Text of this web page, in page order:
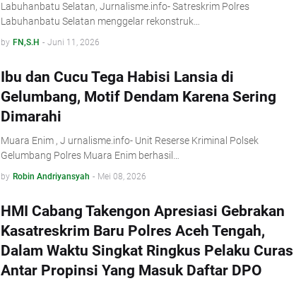
Labuhanbatu Selatan, Jurnalisme.info- Satreskrim Polres
Labuhanbatu Selatan menggelar rekonstruk…
by FN,S.H - Juni 11, 2026
Ibu dan Cucu Tega Habisi Lansia di
Gelumbang, Motif Dendam Karena Sering
Dimarahi
Muara Enim , J urnalisme.info- Unit Reserse Kriminal Polsek
Gelumbang Polres Muara Enim berhasil…
by Robin Andriyansyah - Mei 08, 2026
HMI Cabang Takengon Apresiasi Gebrakan
Kasatreskrim Baru Polres Aceh Tengah,
Dalam Waktu Singkat Ringkus Pelaku Curas
Antar Propinsi Yang Masuk Daftar DPO